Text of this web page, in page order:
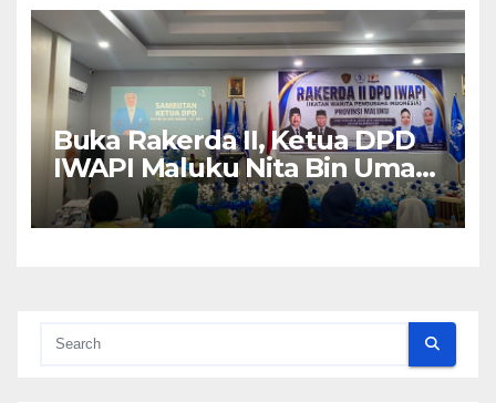
Buka Rakerda II, Ketua DPD
IWAPI Maluku Nita Bin Umar:
Perempuan Pengusaha Pilar
Penggerak UMKM